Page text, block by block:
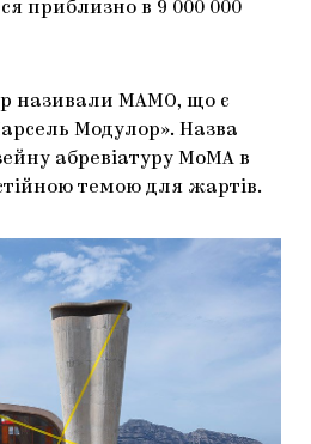
приблизно в 9 000 000
називали MAMO, що є
Модулор». Назва
абревіатуру MoMA в
темою для жартів.